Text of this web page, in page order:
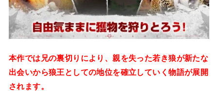
本作では兄の裏切りにより、親を失った若き狼が新たな
出会いから狼王としての地位を確立していく物語が展開
されます。